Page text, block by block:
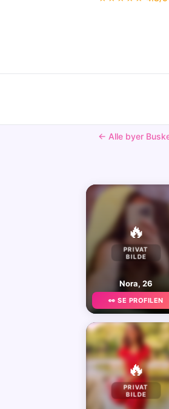
← Alle byer
🔥
PRIVAT
BILDE
Nora, 26
👀 SE PROFILEN
🔥
PRIVAT
BILDE